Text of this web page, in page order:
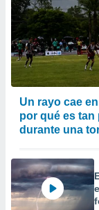
Un rayo cae
por qué es tan
durante una